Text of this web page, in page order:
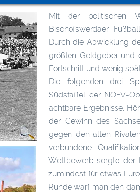
Mit der politischen
Bischofswerdaer
Durch die Abwicklung
größten Geldgeber und
Fortschritt und wenig
Die folgenden drei
Südstaffel der NOFV-
achtbare Ergebnisse.
der Gewinn des
gegen den alten
verbundene
Wettbewerb sorgte der
zumindest für etwas
Runde warf man den